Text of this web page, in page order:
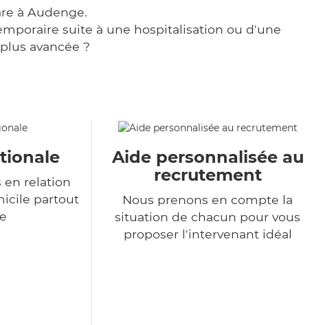
à Audenge.
suite à une hospitalisation ou d'une
avancée ?
en relation
partout
Aide personnalisée au
recrutement
Nous prenons en compte la
situation de chacun pour vous
proposer l'intervenant idéal